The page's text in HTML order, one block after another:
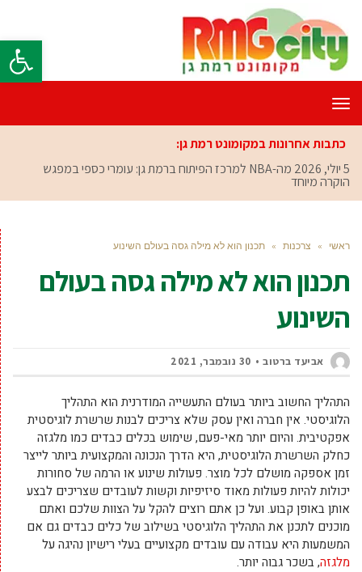
פתח
תפריט
כתבות אחרונות במקומונט רמת גן:
5 יולי, 2026
מה-NBA למרכז הפיתוח ברמת גן: עומרי כספי במפגש
הוקרה מיוחד
ראשי » צרכנות » תכנון הוא לא מילה גסה בעולם השינוע
תכנון הוא לא מילה גסה בעולם
השינוע
אביעד ברטוב 30 נובמבר, 2021
התהליך החשוב ביותר בעולם התעשייה המודרנית הוא התהליך
הלוגיסטי. אין חברה ואין עסק שלא צריכים לבנות שרשרת לוגיסטית
אפקטיבית. והיום יותר מאי-פעם, שימוש בכלים כבדים כמו מלגזה
כחלק השרשרת הלוגיסטית, היא הדרך הנכונה והמקצועית ביותר לייצר
זמן אספקה מושלם לכל מוצר. פעולות שינוע או הרמה של סחורות
יכולות להיות פעולות מאוד סיזיפיות וקשות לעובדים שצריכים לבצע
אותן באופן קבוע. ועל כן אתם רוצים להקל על הצוות שלכם ואתם
מוכנים לתכנן את התהליך הלוגיסטי בשילוב של כלים כבדים גם אם
המשמעות היא עבודה עם עובדים מקצועיים בעלי רישיון נהיגה על
מלגזה, בשכר גבוה יותר.